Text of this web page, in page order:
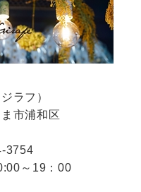
ラフ）
市浦和区
3754
～19：00